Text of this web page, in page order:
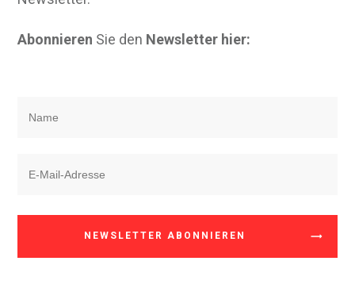
Abonnieren Sie den Newsletter hier:
NEWSLETTER ABONNIEREN